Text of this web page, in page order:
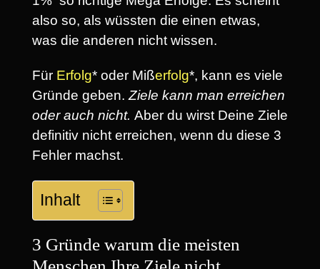
also so, als wüssten die einen etwas,
was die anderen nicht wissen.
Für Erfolg* oder Mißerfolg*, kann es viele
Gründe geben. Ziele kann man erreichen
oder auch nicht. Aber du wirst Deine Ziele
definitiv nicht erreichen, wenn du diese 3
Fehler machst.
Inhalt
3 Gründe warum die meisten